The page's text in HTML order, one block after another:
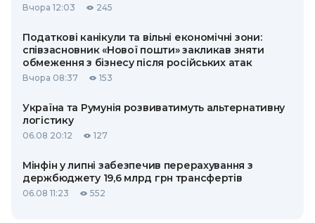
Вчора 12:03 245
Податкові канікули та вільні економічні зони:
співзасновник «Нової пошти» закликав зняти
обмеження з бізнесу після російських атак
Вчора 08:37 153
Україна та Румунія розвиватимуть альтернативну
логістику
06.08 20:12 127
Мінфін у липні забезпечив перерахування з
держбюджету 19,6 млрд грн трансфертів
06.08 11:23 552